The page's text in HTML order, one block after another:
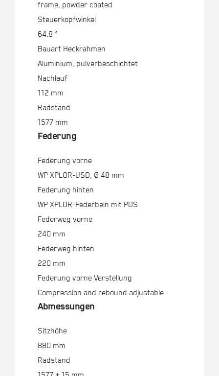
frame, powder coated
Steuerkopfwinkel
64.8 °
Bauart Heckrahmen
Aluminium, pulverbeschichtet
Nachlauf
112 mm
Radstand
1577 mm
Federung
Federung vorne
WP XPLOR-USD, Ø 48 mm
Federung hinten
WP XPLOR-Federbein mit PDS
Federweg vorne
240 mm
Federweg hinten
220 mm
Federung vorne Verstellung
Compression and rebound adjustable
Abmessungen
Sitzhöhe
880 mm
Radstand